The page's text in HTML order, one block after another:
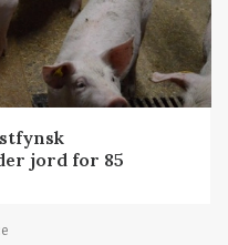
jord for 85